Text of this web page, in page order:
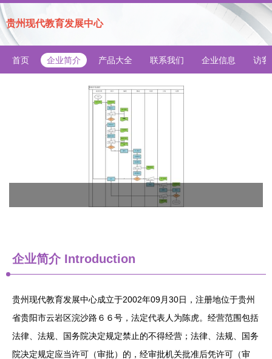
贵州现代教育发展中心
首页 企业简介 产品大全 联系我们 企业信息 访客
企业简介 Introduction
贵州现代教育发展中心成立于2002年09月30日，注册地位于贵州
省贵阳市云岩区浣沙路６６号，法定代表人为陈虎。经营范围包括
法律、法规、国务院决定规定禁止的不得经营；法律、法规、国务
院决定规定应当许可（审批）的，经审批机关批准后凭许可（审